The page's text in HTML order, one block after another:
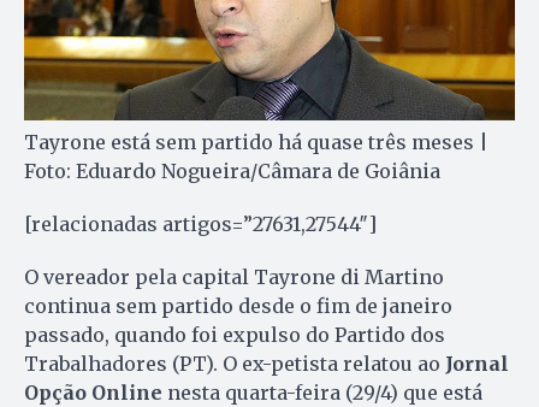
Tayrone está sem partido há quase três meses |
Foto: Eduardo Nogueira/Câmara de Goiânia
[relacionadas artigos=”27631,27544″]
O vereador pela capital Tayrone di Martino
continua sem partido desde o fim de janeiro
passado, quando foi expulso do Partido dos
Trabalhadores (PT). O ex-petista relatou ao Jornal
Opção Online nesta quarta-feira (29/4) que está